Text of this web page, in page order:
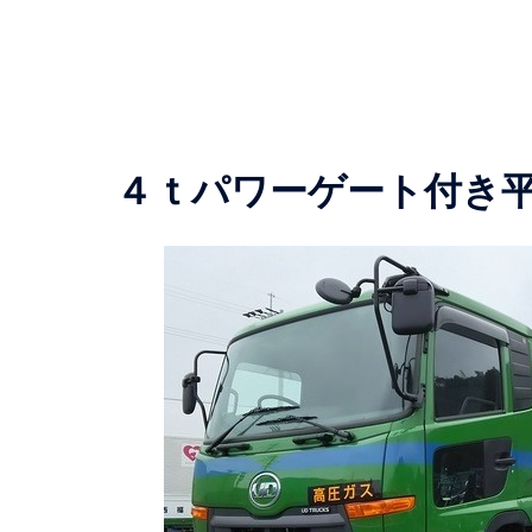
４ｔパワーゲート付き